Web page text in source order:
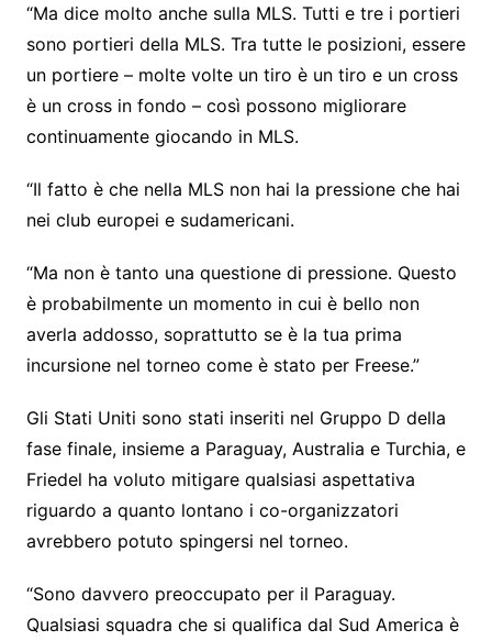
“Ma dice molto anche sulla MLS. Tutti e tre i portieri
sono portieri della MLS. Tra tutte le posizioni, essere
un portiere – molte volte un tiro è un tiro e un cross
è un cross in fondo – così possono migliorare
continuamente giocando in MLS.
“Il fatto è che nella MLS non hai la pressione che hai
nei club europei e sudamericani.
“Ma non è tanto una questione di pressione. Questo
è probabilmente un momento in cui è bello non
averla addosso, soprattutto se è la tua prima
incursione nel torneo come è stato per Freese.”
Gli Stati Uniti sono stati inseriti nel Gruppo D della
fase finale, insieme a Paraguay, Australia e Turchia, e
Friedel ha voluto mitigare qualsiasi aspettativa
riguardo a quanto lontano i co-organizzatori
avrebbero potuto spingersi nel torneo.
“Sono davvero preoccupato per il Paraguay.
Qualsiasi squadra che si qualifica dal Sud America è